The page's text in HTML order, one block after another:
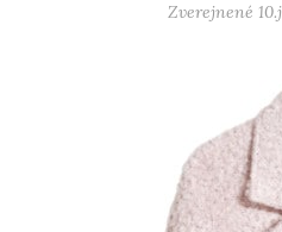
Zverejnené